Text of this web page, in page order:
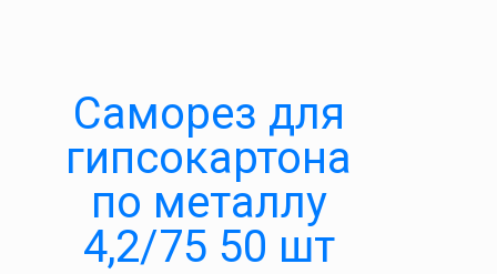
Саморез для
гипсокартона
по металлу
4,2/75 50 шт